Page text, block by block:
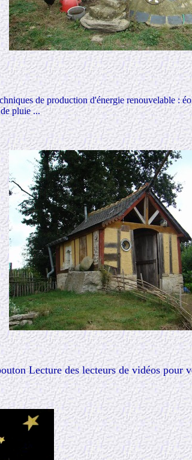
de production d'énergie renouvelable :
pluie ...
Lecture des lecteurs de vidéos pour